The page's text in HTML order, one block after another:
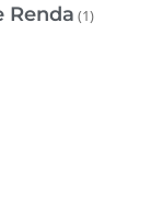
Renda (1)